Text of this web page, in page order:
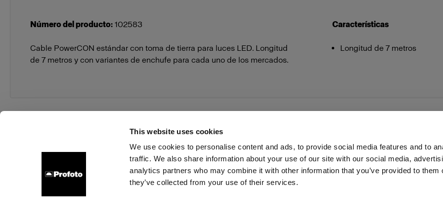
This website uses cookies
We use cookies to personalise content and ads, to provide social media features and to
traffic. We also share information about your use of our site with our social media,
analytics partners who may combine it with other information that you’ve provided to them
they’ve collected from your use of their services.
Número del producto: 102583
Cable PowerCON estándar con toma de tierra para luces LED. Longitud
de 7 metros y con variantes de enchufe para cada uno de los mercados.
Características
Longitud de 7 metros
Sobre nosotros Soporte técnico Carreras profesionales Prensa Inversores Share the Light